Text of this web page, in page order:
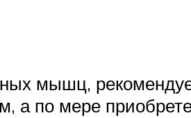
мышц,
а по мере